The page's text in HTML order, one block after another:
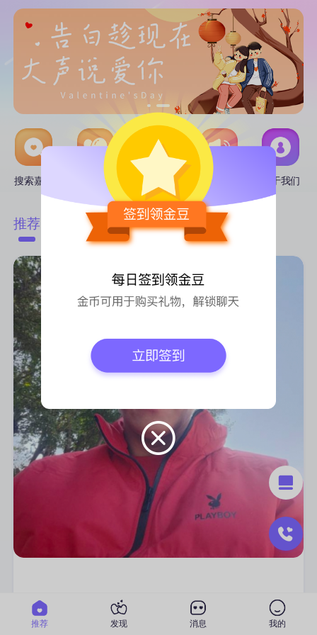
搜索嘉宾 线下活动 互选CP 推广中心 关于我们
推荐 匹配 附近 热门
99年
推荐 发现 消息 我的